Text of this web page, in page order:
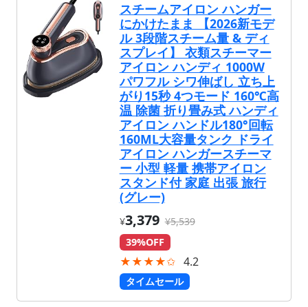
スチームアイロン ハンガー
にかけたまま 【2026新モデ
ル 3段階スチーム量 & ディ
スプレイ】 衣類スチーマー
アイロン ハンディ 1000W
パワフル シワ伸ばし 立ち上
がり15秒 4つモード 160℃高
温 除菌 折り畳み式 ハンディ
アイロン ハンドル180°回転
160ML大容量タンク ドライ
アイロン ハンガースチーマ
ー 小型 軽量 携帯アイロン
スタンド付 家庭 出張 旅行
(グレー)
¥3,379 ¥5,539
39%OFF
★★★★✩ 4.2
タイムセール